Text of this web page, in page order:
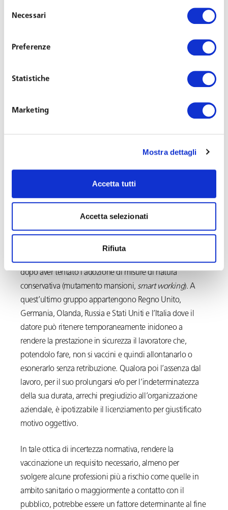
delNecessari
Preferenze
Statistiche
Marketing
Mostra dettagli
Accetta tutti
Accetta selezionati
Rifiuta
facoltà dei datori di impedire ai dipendenti non vaccinati
di accedere fisicamente al luogo di lavoro, concordando
prestazione, per esempio in lavoro agile o mutando
Austria e Germania è invece consentito il trasferimento
A livello disciplinare, invece, in caso di rifiuto del
esempio, di Belgio, Irlanda, Lussemburgo, Polonia,
Repubblica Ceca, Slovacchia, Argentina e Messico -, altri
lo ammettono – ad esempio Austria e Brasile – mentre
altri ancora lo prevedono comeextrema ratio
dopo aver tentato l’adozione di misure di natura
conservativa (mutamento mansioni,smart working). A
quest’ultimo gruppo appartengono Regno Unito,
Germania, Olanda, Russia e Stati Uniti e l’Italia dove il
datore può ritenere temporaneamente inidoneo a
rendere la prestazione in sicurezza il lavoratore che,
potendolo fare, non si vaccini e quindi allontanarlo o
esonerarlo senza retribuzione. Qualora poi l’assenza dal
lavoro, per il suo prolungarsi e/o per l’indeterminatezza
della sua durata, arrechi pregiudizio all’organizzazione
aziendale, è ipotizzabile il licenziamento per giustificato
motivo oggettivo.
In tale ottica di incertezza normativa, rendere la
vaccinazione un requisito necessario, almeno per
svolgere alcune professioni più a rischio come quelle in
ambito sanitario o maggiormente a contatto con il
pubblico, potrebbe essere un fattore determinante al fine